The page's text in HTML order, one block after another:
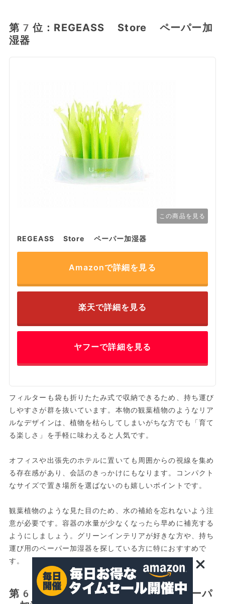
第7位：REGEASS Store ペーパー加
湿器
この商品を見る
REGEASS Store ペーパー加湿器
Amazonで詳細を見る
楽天で詳細を見る
ヤフーで詳細を見る
フィルターも袋も折りたたみ式で収納できるため、持ち運び
しやすさが群を抜いています。本物の観葉植物のようなリア
ルなデザインは、植物を枯らしてしまいがちな方でも「育て
る楽しさ」を手軽に味わえると人気です。
オフィスや出張先のホテルに置いても周囲からの視線を集め
る存在感があり、会話のきっかけにもなります。コンパクト
なサイズで置き場所を選ばないのも嬉しいポイントです。
観葉植物のような見た目のため、水の補給を忘れないよう注
意が必要です。容器の水量が少なくなったら早めに補充する
ようにしましょう。グリーンインテリアが好きな方や、持ち
運び用のペーパー加湿器を探している方に特におすすめで
す。
第6位：丸榮日産URUU（ウルウ）ペーパ